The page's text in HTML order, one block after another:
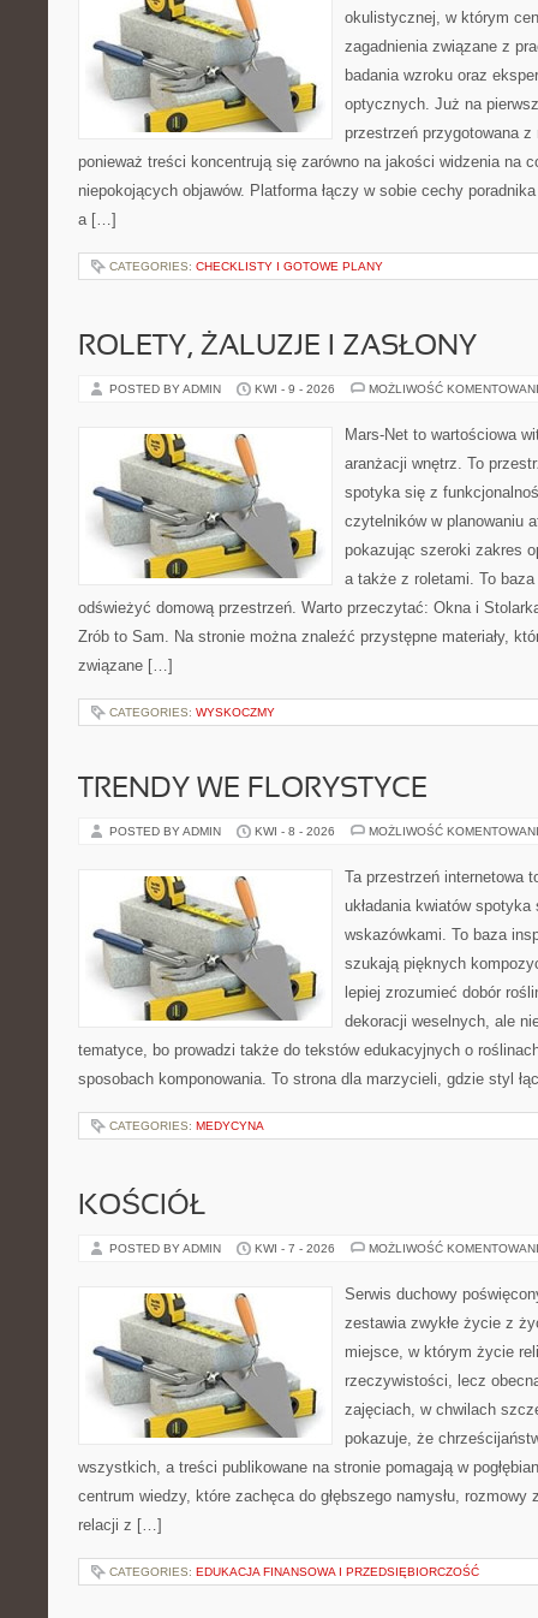
okulistycznej, w którym
zagadnienia związane z
badania wzroku oraz
optycznych. Już na
przestrzeń przygotowana
ponieważ treści koncentrują się zarówno na jakości widzenia na
niepokojących objawów. Platforma łączy w sobie cechy
a […]
CATEGORIES: CHECKLISTY I GOTOWE PLANY
ROLETY, ŻALUZJE I ZASŁONY
POSTED BY ADMIN KWI - 9 - 2026 MOŻLIWOŚĆ
Mars-Net to wartościowa
aranżacji wnętrz. To
spotyka się z
czytelników w planowaniu
pokazując szeroki zakres
a także z roletami. To
odświeżyć domową przestrzeń. Warto przeczytać: Okna i
Zrób to Sam. Na stronie można znaleźć przystępne materiały,
związane […]
CATEGORIES: WYSKOCZMY
TRENDY WE FLORYSTYCE
POSTED BY ADMIN KWI - 8 - 2026 MOŻLIWOŚĆ
Ta przestrzeń internetowa
układania kwiatów
wskazówkami. To baza
szukają pięknych
lepiej zrozumieć dobór
dekoracji weselnych, ale
tematyce, bo prowadzi także do tekstów edukacyjnych o
sposobach komponowania. To strona dla marzycieli, gdzie styl
CATEGORIES: MEDYCYNA
KOŚCIÓŁ
POSTED BY ADMIN KWI - 7 - 2026 MOŻLIWOŚĆ
Serwis duchowy
zestawia zwykłe życie z
miejsce, w którym życie
rzeczywistości, lecz
zajęciach, w chwilach
pokazuje, że
wszystkich, a treści publikowane na stronie pomagają w
centrum wiedzy, które zachęca do głębszego namysłu, rozmowy
relacji z […]
CATEGORIES: EDUKACJA FINANSOWA I PRZEDSIĘBIORCZOŚĆ